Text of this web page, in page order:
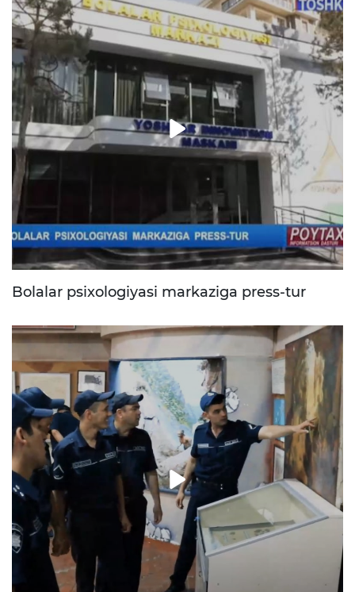
Bolalar psixologiyasi markaziga press-tur